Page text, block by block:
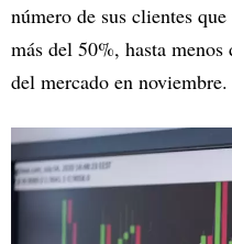
número de sus clientes
más del 50%, hasta
del mercado en noviembre.